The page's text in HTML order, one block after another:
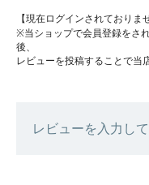
【現在ログインされておりま
※当ショップで会員登録をさ
後、
レビューを投稿することで当
レビューを入力して